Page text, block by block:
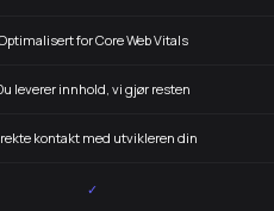
for Core Web Vitals
leverer innhold, vi gjør resten
kontakt med utvikleren din
✓